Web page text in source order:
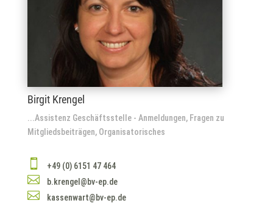
Birgit Krengel
...Assistenz Geschäftsstelle - Anmeldungen, Fragen zu
Mitgliedsbeiträgen, Organisatorisches
 +49 (0) 6151 47 464
 b.krengel@bv-ep.de
 kassenwart@bv-ep.de